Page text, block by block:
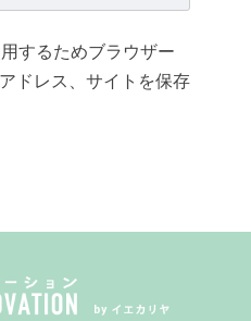
するためブラウザー
ドレス、サイトを保存